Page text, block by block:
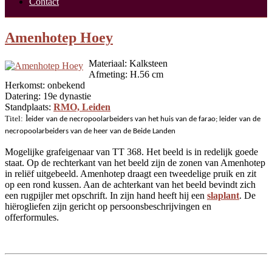
Amenhotep Hoey
Materiaal: Kalksteen
Afmeting: H.56 cm
Herkomst: onbekend
Datering: 19e dynastie
Standplaats: RMO, Leiden
Titel: leider van de necropoolarbeiders van het huis van de farao; leider van de
necropoolarbeiders van de heer van de Beide Landen
Mogelijke grafeigenaar van TT 368. Het beeld is in redelijk goede
staat. Op de rechterkant van het beeld zijn de zonen van Amenhotep
in reliëf uitgebeeld. Amenhotep draagt een tweedelige pruik en zit
op een rond kussen. Aan de achterkant van het beeld bevindt zich
een rugpijler met opschrift. In zijn hand heeft hij een slaplant. De
hiërogliefen zijn gericht op persoonsbeschrijvingen en
offerformules.